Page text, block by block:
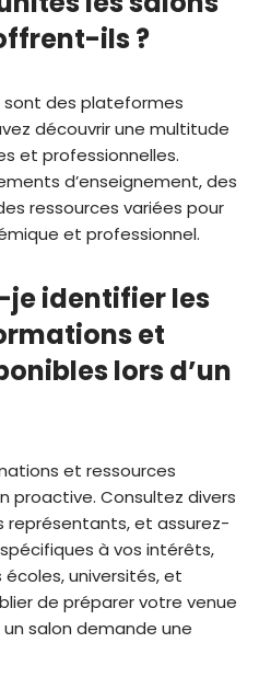
ils ?
sont des plateformes
découvrir une multitude
et professionnelles.
d’enseignement, des
ressources variées pour
et professionnel.
identifier les
et
lors d’un
et ressources
proactive. Consultez divers
représentants, et assurez-
à vos intérêts,
universités, et
de préparer votre venue
salon demande une